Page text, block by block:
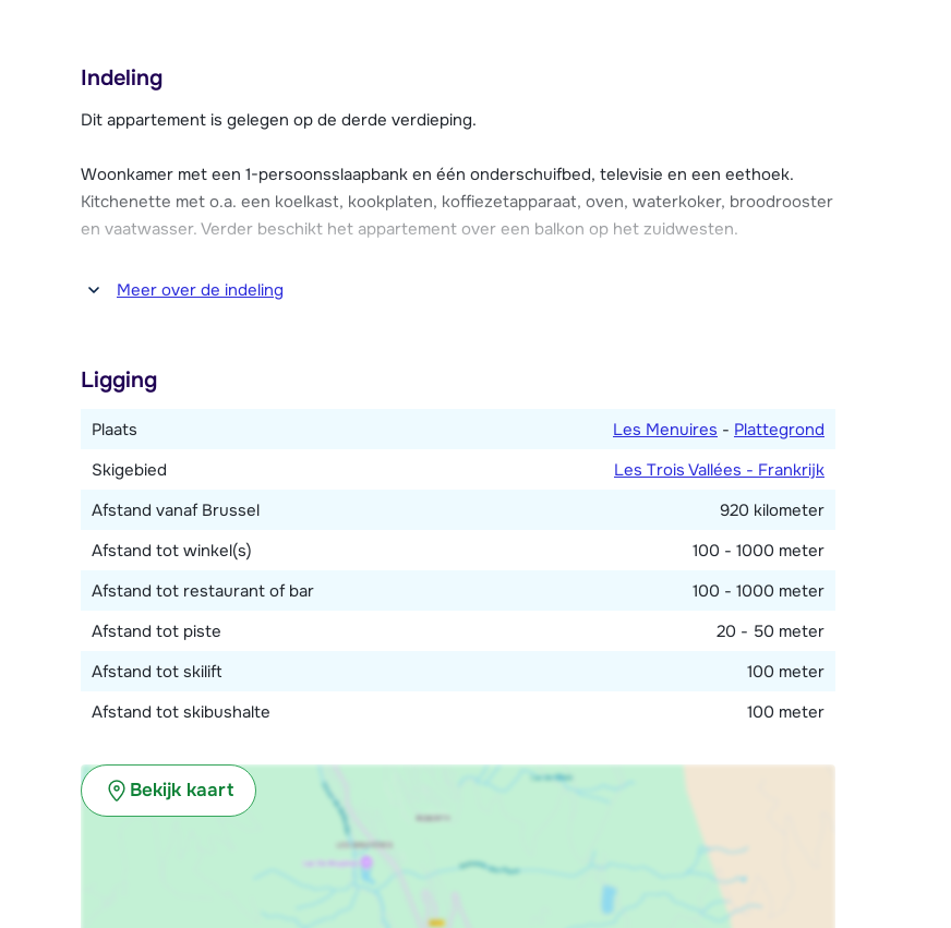
Indeling
Dit appartement is gelegen op de derde verdieping.
Woonkamer met een 1-persoonsslaapbank en één onderschuifbed, televisie en een eethoek.
Kitchenette met o.a. een koelkast, kookplaten, koffiezetapparaat, oven, waterkoker, broodrooster
en vaatwasser. Verder beschikt het appartement over een balkon op het zuidwesten.
Slaapkamer met een 2-persoonsbed. Badkamer met bad. Apart toilet.
Meer over de indeling
Ligging
Plaats Les Menuires - Plattegrond
Skigebied
Les Trois Vallées - Frankrijk
Afstand vanaf Brussel
920 kilometer
Afstand tot winkel(s)
100 - 1000 meter
Afstand tot restaurant of bar
100 - 1000 meter
Afstand tot piste
20 - 50 meter
Afstand tot skilift
100 meter
Afstand tot skibushalte
100 meter
Bekijk kaart